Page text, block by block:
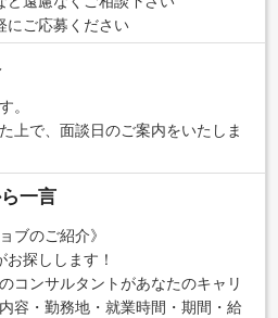
にご応募ください
。
上で、面談日のご案内をいたしま
一言
ブのご紹介》
探しします！
コンサルタントがあなたのキャリ
容・勤務地・就業時間・期間・給